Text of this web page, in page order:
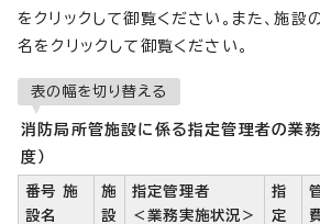
をクリックして御覧ください。また、施設
名をクリックして御覧ください。
表の幅を切り替える
消防局所管施設に係る指定管理者の業
度）
番号 施
設名
施
設
指定管理者
＜業務実施状況＞
指
定